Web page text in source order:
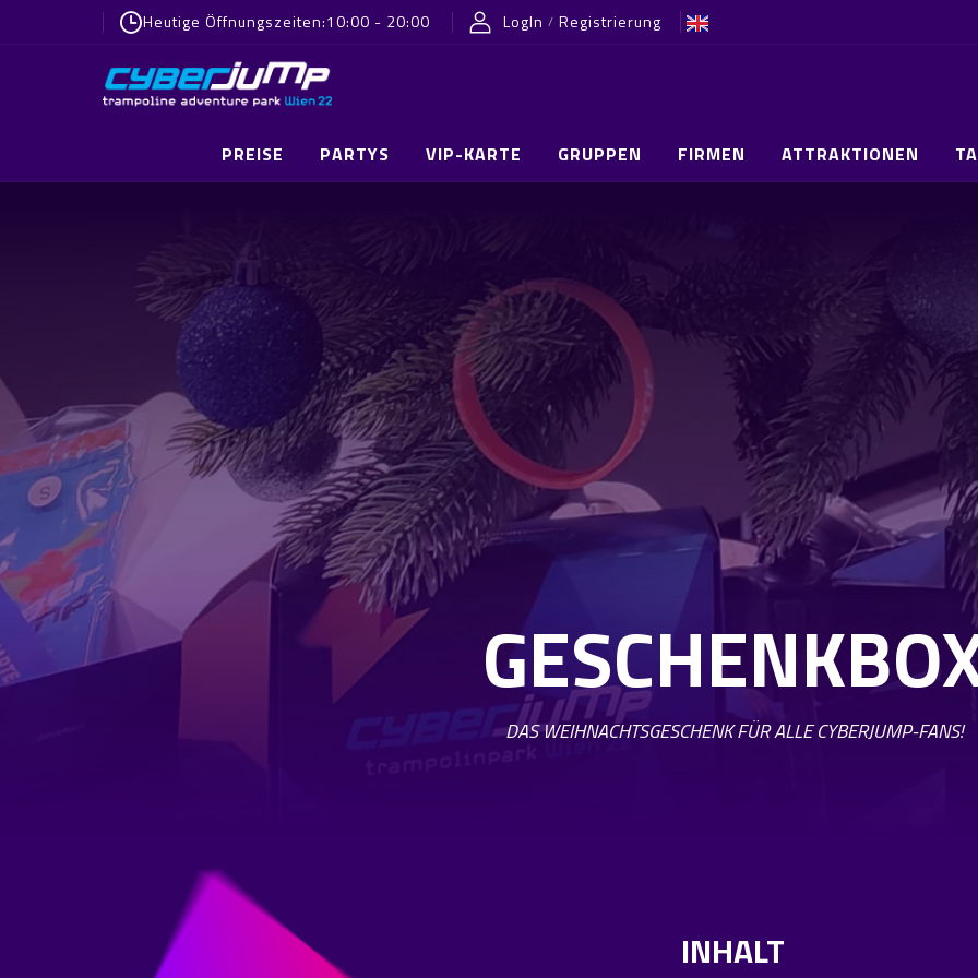
Heutige Öffnungszeiten:10:00 - 20:00 LogIn / Registrierung
PREISE PARTYS VIP-KARTE GRUPPEN FIRMEN ATTRAKTIONEN
DAS WEIHNACHTSGESCHENK FÜR ALLE CYBERJUMP-FANS!
INHALT